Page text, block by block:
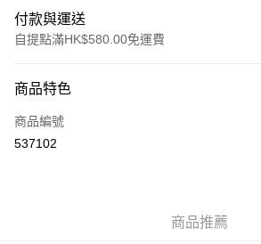
付款與運送
自提點滿HK$580.00免運費
信用卡
Apple Pay
商品特色
商品編號
537102
商品推薦